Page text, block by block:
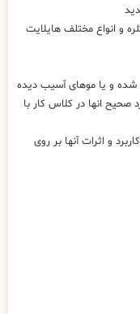
و انواع مختلف هایلایت
شده و یا موهای آسیب دیده
صحیح انها در کلاس کار با
و اثرات آنها بر روی